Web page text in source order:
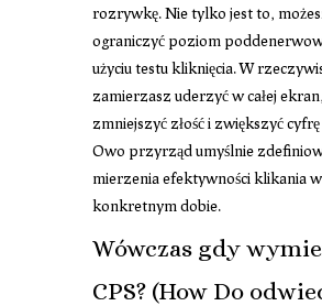
rozrywkę. Nie tylko jest to,
ograniczyć poziom
użyciu testu kliknięcia. W
zamierzasz uderzyć w całej
zmniejszyć złość i zwiększyć
Owo przyrząd umyślnie
mierzenia efektywności klikania w
konkretnym dobie.
Wówczas gdy
CPS? (How Do